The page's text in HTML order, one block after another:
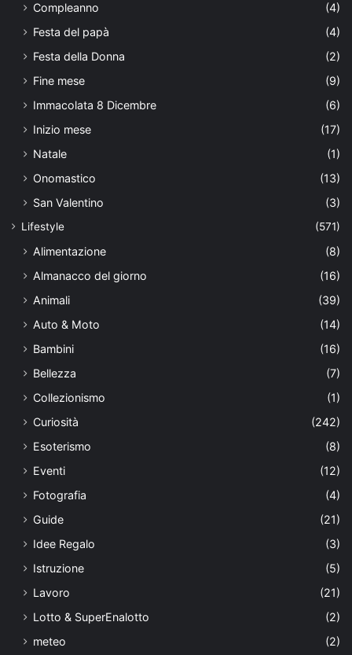
Compleanno
(4)
Festa del papà
(4)
Festa della Donna
(2)
Fine mese
(9)
Immacolata 8 Dicembre
(6)
Inizio mese
(17)
Natale
(1)
Onomastico
(13)
San Valentino
(3)
Lifestyle (571)
Alimentazione
(8)
Almanacco del giorno
(16)
Animali
(39)
Auto & Moto
(14)
Bambini
(16)
Bellezza
(7)
Collezionismo
(1)
Curiosità
(242)
Esoterismo
(8)
Eventi
(12)
Fotografia
(4)
Guide
(21)
Idee Regalo
(3)
Istruzione
(5)
Lavoro
(21)
Lotto & SuperEnalotto
(2)
meteo
(2)